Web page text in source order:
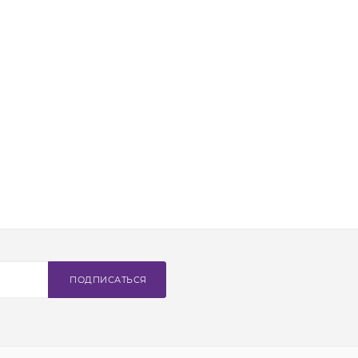
ПОДПИСАТЬСЯ